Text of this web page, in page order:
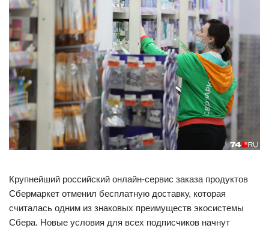
Крупнейший российский онлайн-сервис заказа продуктов
Сбермаркет отменил бесплатную доставку, которая
считалась одним из знаковых преимуществ экосистемы
Сбера. Новые условия для всех подписчиков начнут